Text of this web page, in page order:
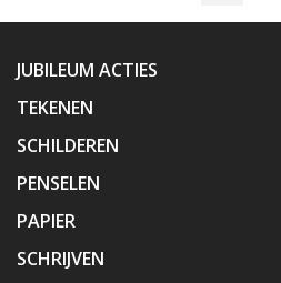
JUBILEUM ACTIES
TEKENEN
SCHILDEREN
PENSELEN
PAPIER
SCHRIJVEN